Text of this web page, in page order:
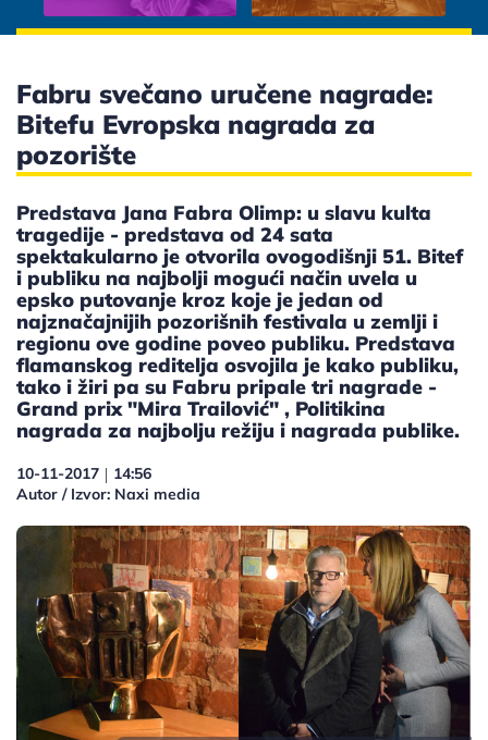
Fabru svečano uručene nagrade:
Bitefu Evropska nagrada za
pozorište
Predstava Jana Fabra Olimp: u slavu kulta
tragedije - predstava od 24 sata
spektakularno je otvorila ovogodišnji 51. Bitef
i publiku na najbolji mogući način uvela u
epsko putovanje kroz koje je jedan od
najznačajnijih pozorišnih festivala u zemlji i
regionu ove godine poveo publiku. Predstava
flamanskog reditelja osvojila je kako publiku,
tako i žiri pa su Fabru pripale tri nagrade -
Grand prix "Mira Trailović" , Politikina
nagrada za najbolju režiju i nagrada publike.
10-11-2017 | 14:56
Autor / Izvor: Naxi media